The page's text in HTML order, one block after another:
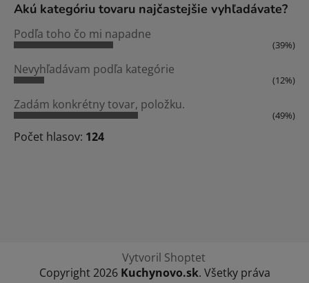
Akú kategóriu tovaru najčastejšie vyhľadávate?
Podľa toho čo mi napadne
(39%)
Nevyhľadávam podľa kategórie
(12%)
Zadám konkrétny tovar, položku.
(49%)
Počet hlasov: 124
Vytvoril Shoptet
Copyright 2026 Kuchynovo.sk. Všetky práva